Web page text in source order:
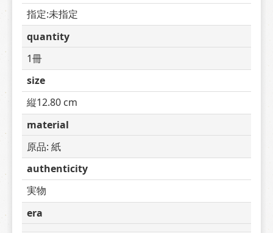
指定:未指定
quantity
1冊
size
縦12.80 cm
material
原品: 紙
authenticity
実物
era